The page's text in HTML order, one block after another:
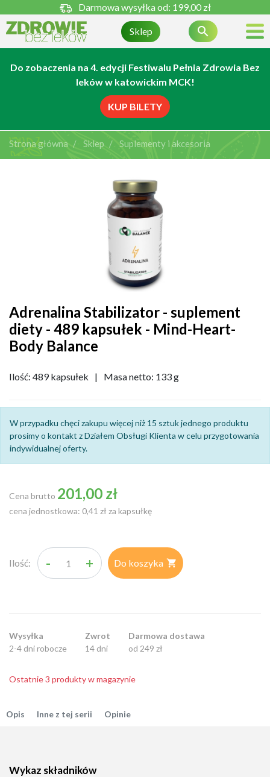
Darmowa wysyłka od: 199,00 zł
Sklep 
Do zobaczenia na 4. edycji Festiwalu Pełnia Zdrowia Bez
leków w katowickim MCK!
KUP BILETY
Strona główna Sklep Suplementy i akcesoria
Adrenalina Stabilizator - suplement
diety - 489 kapsułek - Mind-Heart-
Body Balance
Ilość: 489 kapsułek | Masa netto: 133 g
W przypadku chęci zakupu więcej niż 15 sztuk jednego produktu
prosimy o kontakt z Działem Obsługi Klienta w celu przygotowania
indywidualnej oferty.
Cena brutto 201,00 zł
cena jednostkowa: 0,41 zł za kapsułkę
Ilość: - + Do koszyka 
Wysyłka
2-4 dni robocze
Zwrot
14 dni
Darmowa dostawa
od 249 zł
Ostatnie 3 produkty w magazynie
Opis Inne z tej serii Opinie
Wykaz składników